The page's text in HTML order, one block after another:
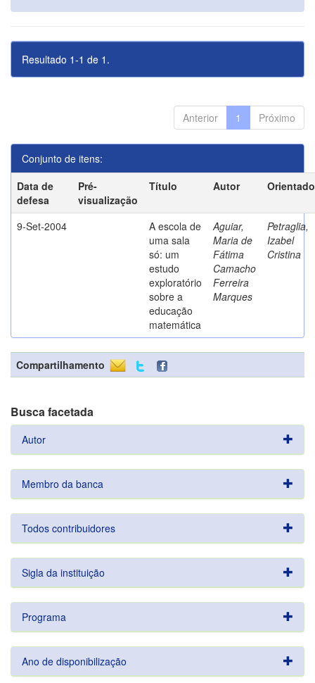
Resultado 1-1 de 1.
Anterior 1 Próximo
Conjunto de itens:
Data de
defesa
Pré-
visualização
Título Autor
9-Set-2004
A escola de
uma sala
só: um
estudo
exploratório
sobre a
educação
matemática
Aguiar,
Maria de
Fátima
Camacho
Ferreira
Marques
Petraglia,
Izabel
Cristina
Compartilhamento
Busca facetada
Autor
Membro da banca
Todos contribuidores
Sigla da instituição
Programa
Ano de disponibilização